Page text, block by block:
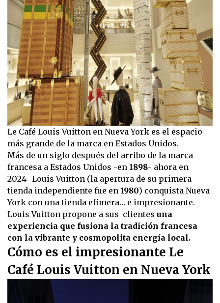
Le Café Louis Vuitton en Nueva York es el espacio
más grande de la marca en Estados Unidos.
Más de un siglo después del arribo de la marca
francesa a Estados Unidos -en 1898- ahora en
2024- Louis Vuitton (la apertura de su primera
tienda independiente fue en 1980) conquista Nueva
York con una tienda efímera… e impresionante.
Louis Vuitton propone a sus clientes una
experiencia que fusiona la tradición francesa
con la vibrante y cosmopolita energía local.
Cómo es el impresionante Le
Café Louis Vuitton en Nueva York